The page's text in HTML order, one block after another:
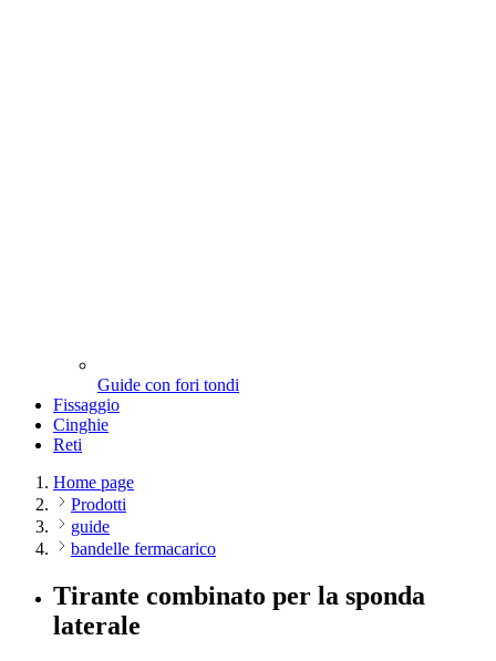
Guide con fori tondi
Fissaggio
Cinghie
Reti
Home page
Prodotti
guide
bandelle fermacarico
Tirante combinato per la sponda
laterale